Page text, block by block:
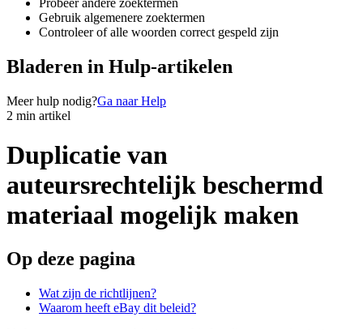
Probeer andere zoektermen
Gebruik algemenere zoektermen
Controleer of alle woorden correct gespeld zijn
Bladeren in Hulp-artikelen
Meer hulp nodig?Ga naar Help
2 min artikel
Duplicatie van
auteursrechtelijk beschermd
materiaal mogelijk maken
Op deze pagina
Wat zijn de richtlijnen?
Waarom heeft eBay dit beleid?